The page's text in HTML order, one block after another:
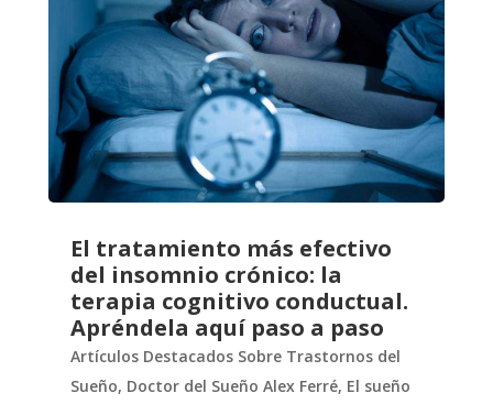
El tratamiento más efectivo
del insomnio crónico: la
terapia cognitivo conductual.
Apréndela aquí paso a paso
Artículos Destacados Sobre Trastornos del
Sueño, Doctor del Sueño Alex Ferré, El sueño